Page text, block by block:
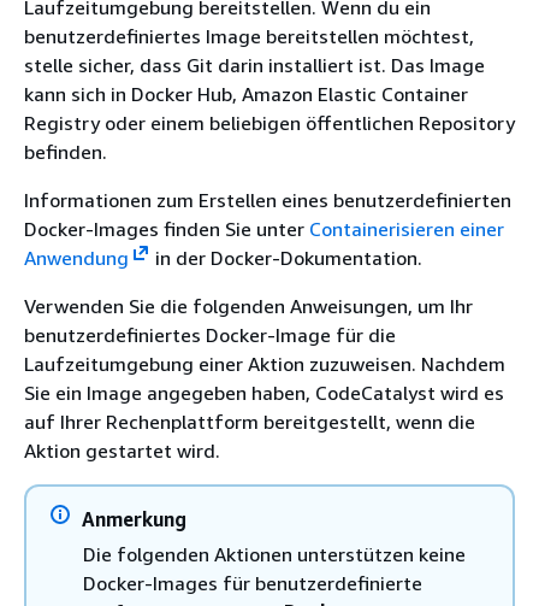
Laufzeitumgebung bereitstellen. Wenn du ein
benutzerdefiniertes Image bereitstellen möchtest,
stelle sicher, dass Git darin installiert ist. Das Image
kann sich in Docker Hub, Amazon Elastic Container
Registry oder einem beliebigen öffentlichen Repository
befinden.
Informationen zum Erstellen eines benutzerdefinierten
Docker-Images finden Sie unter Containerisieren einer
Anwendung
in der Docker-Dokumentation.
Verwenden Sie die folgenden Anweisungen, um Ihr
benutzerdefiniertes Docker-Image für die
Laufzeitumgebung einer Aktion zuzuweisen. Nachdem
Sie ein Image angegeben haben, CodeCatalyst wird es
auf Ihrer Rechenplattform bereitgestellt, wenn die
Aktion gestartet wird.
Anmerkung
Die folgenden Aktionen unterstützen keine
Docker-Images für benutzerdefinierte